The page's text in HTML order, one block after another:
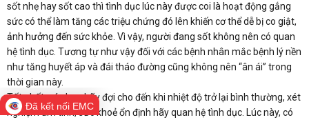
sốt nhẹ hay sốt cao thì tình dục lúc này được coi là hoạt động gắng
sức có thể làm tăng các triệu chứng đó lên khiến cơ thể dễ bị co giật,
ảnh hưởng đến sức khỏe. Vì vậy, người đang sốt không nên có quan
hệ tình dục. Tương tự như vậy đối với các bệnh nhân mắc bệnh lý nền
như tăng huyết áp và đái tháo đường cũng không nên “ân ái” trong
thời gian này.
Tốt nhất, các bạn hãy đợi cho đến khi nhiệt độ trở lại bình thường, xét
nghiệm âm tính, sức khoẻ ổn định hãy quan hệ tình dục. Lúc này, có
Đã kết nối EMC